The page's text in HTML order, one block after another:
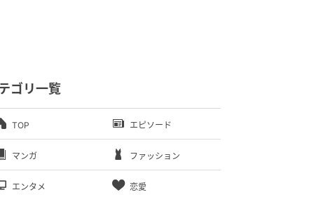
ゴリ一覧
TOP エピソード
マンガ ファッション
エンタメ 恋愛